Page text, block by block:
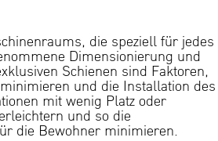
die speziell für jedes
Dimensionierung und
Schienen sind Faktoren,
und die Installation des
mit wenig Platz oder
und so die
die Bewohner minimieren.